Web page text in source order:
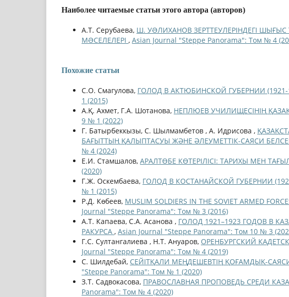
Наиболее читаемые статьи этого автора (авторов)
А.Т. Серубаева, Ш. УƏЛИХАНОВ ЗЕРТТЕУЛЕРІНДЕГІ
МƏСЕЛЕЛЕРІ , Asian Journal "Steppe Panorama": Том № 4
Похожие статьи
С.О. Смагулова, ГОЛОД В АКТЮБИНСКОЙ ГУБЕРНИИ (1921-
1 (2015)
А.Қ. Ахмет, Г.А. Шотанова, НЕПЛЮЕВ УЧИЛИЩЕСІНІҢ ҚАЗАҚ
9 № 1 (2022)
Г. Батырбеккызы, С. Шылмамбетов , А. Идрисова ,
БАҒЫТТЫҢ ҚАЛЫПТАСУЫ ЖӘНЕ ӘЛЕУМЕТТІК-CАЯСИ
№ 4 (2024)
Е.И. Стамшалов, АРАЛТӨБЕ КӨТЕРІЛІСІ: ТАРИХЫ МЕН
(2020)
Г.Ж. Оскембаева, ГОЛОД В КОСТАНАЙСКОЙ ГУБЕРНИИ
№ 1 (2015)
Р.Д. Көбеев, MUSLIM SOLDIERS IN THE SOVIET ARMED
Journal "Steppe Panorama": Том № 3 (2016)
А.Т. Капаева, С.А. Асанова , ГОЛОД 1921–1923 ГОДОВ В
РАКУРСА , Asian Journal "Steppe Panorama": Том 10 № 3
Г.С. Султангалиева , Н.Т. Ануаров, ОРЕНБУРГСКИЙ
Journal "Steppe Panorama": Том № 4 (2019)
С. Шилдебай, СЕЙІТҚАЛИ МЕҢДЕШЕВТІҢ ҚОҒАМДЫҚ-
"Steppe Panorama": Том № 1 (2020)
З.Т. Садвокасова, ПРАВОСЛАВНАЯ ПРОПОВЕДЬ СРЕДИ
Panorama": Том № 4 (2020)